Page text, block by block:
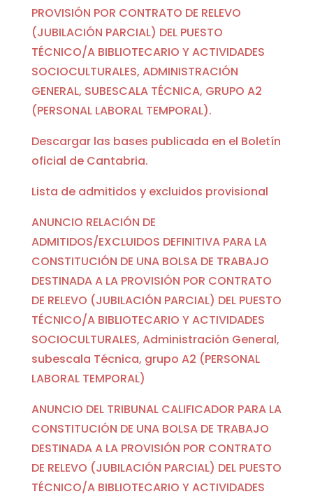
PROVISIÓN POR CONTRATO DE RELEVO
(JUBILACIÓN PARCIAL) DEL PUESTO
TÉCNICO/A BIBLIOTECARIO Y ACTIVIDADES
SOCIOCULTURALES, ADMINISTRACIÓN
GENERAL, SUBESCALA TÉCNICA, GRUPO A2
(PERSONAL LABORAL TEMPORAL).
Descargar las bases publicada en el Boletín
oficial de Cantabria.
Lista de admitidos y excluidos provisional
ANUNCIO RELACIÓN DE
ADMITIDOS/EXCLUIDOS DEFINITIVA PARA LA
CONSTITUCIÓN DE UNA BOLSA DE TRABAJO
DESTINADA A LA PROVISIÓN POR CONTRATO
DE RELEVO (JUBILACIÓN PARCIAL) DEL PUESTO
TÉCNICO/A BIBLIOTECARIO Y ACTIVIDADES
SOCIOCULTURALES, Administración General,
subescala Técnica, grupo A2 (PERSONAL
LABORAL TEMPORAL)
ANUNCIO DEL TRIBUNAL CALIFICADOR PARA LA
CONSTITUCIÓN DE UNA BOLSA DE TRABAJO
DESTINADA A LA PROVISIÓN POR CONTRATO
DE RELEVO (JUBILACIÓN PARCIAL) DEL PUESTO
TÉCNICO/A BIBLIOTECARIO Y ACTIVIDADES